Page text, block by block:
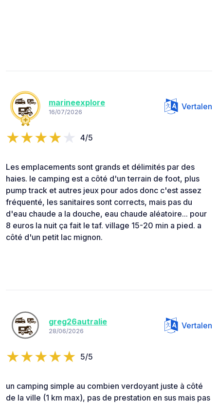
marineexplore
16/07/2026
Vertalen
4/5
Les emplacements sont grands et délimités par des
haies. le camping est a côté d'un terrain de foot, plus
pump track et autres jeux pour ados donc c'est assez
fréquenté, les sanitaires sont corrects, mais pas du
d'eau chaude a la douche, eau chaude aléatoire... pour
8 euros la nuit ça fait le taf. village 15-20 min a pied. a
côté d'un petit lac mignon.
greg26autralie
28/06/2026
Vertalen
5/5
un camping simple au combien verdoyant juste à côté
de la ville (1 km max), pas de prestation en sus mais pas